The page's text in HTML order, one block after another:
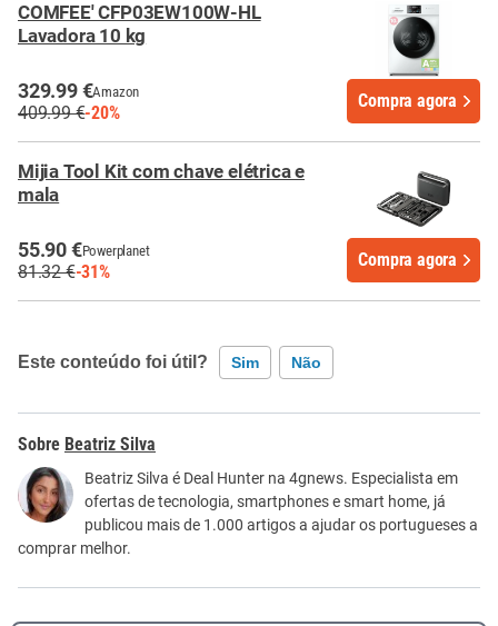
COMFEE' CFP03EW100W-HL
Lavadora 10 kg
329.99 €Amazon
409.99 €-20%
Compra agora
Mijia Tool Kit com chave elétrica e
mala
55.90 €Powerplanet
81.32 €-31%
Compra agora
Este conteúdo foi útil? Sim Não
Este conteúdo contém informação incorreta
Este conteúdo não tem a informação que procuro
Outro
Beatriz Silva
Beatriz Silva é Deal Hunter na 4gnews. Especialista em
ofertas de tecnologia, smartphones e smart home, já
publicou mais de 1.000 artigos a ajudar os portugueses a
comprar melhor.